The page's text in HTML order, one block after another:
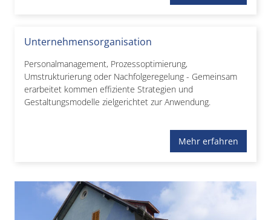
Unternehmensorganisation
Personalmanagement, Prozessoptimierung,
Umstrukturierung oder Nachfolgeregelung - Gemeinsam
erarbeitet kommen effiziente Strategien und
Gestaltungsmodelle zielgerichtet zur Anwendung.
Mehr erfahren